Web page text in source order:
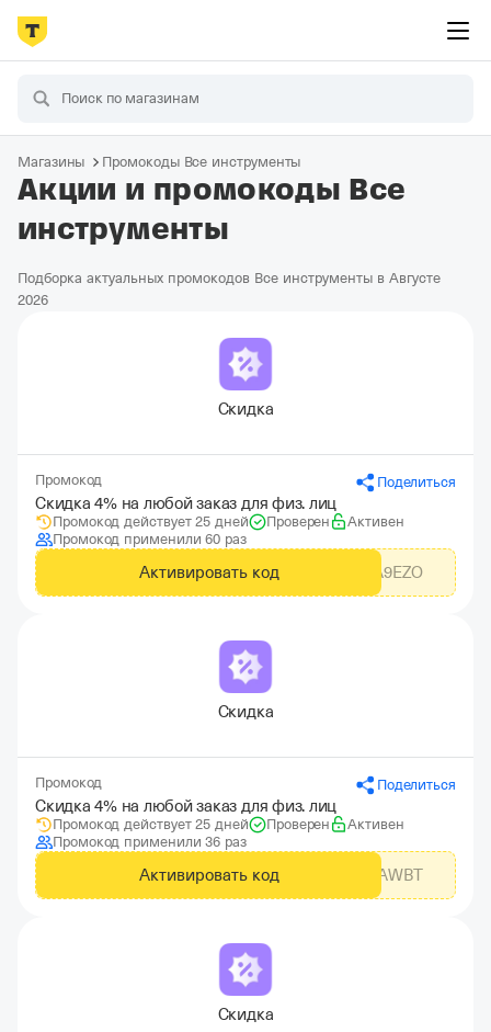
Магазины Промокоды Все инструменты
Акции и промокоды Все
инструменты
Подборка актуальных промокодов Все инструменты в Августе
2026
Скидка
Промокод Поделиться
Скидка 4% на любой заказ для физ. лиц
Промокод действует 25 дней Проверен
Активен
Промокод применили 60 раз
Активировать код ZNAA9EZO
Скидка
Промокод Поделиться
Скидка 4% на любой заказ для физ. лиц
Промокод действует 25 дней Проверен
Активен
Промокод применили 36 раз
Активировать код ZN9XAWBT
Скидка